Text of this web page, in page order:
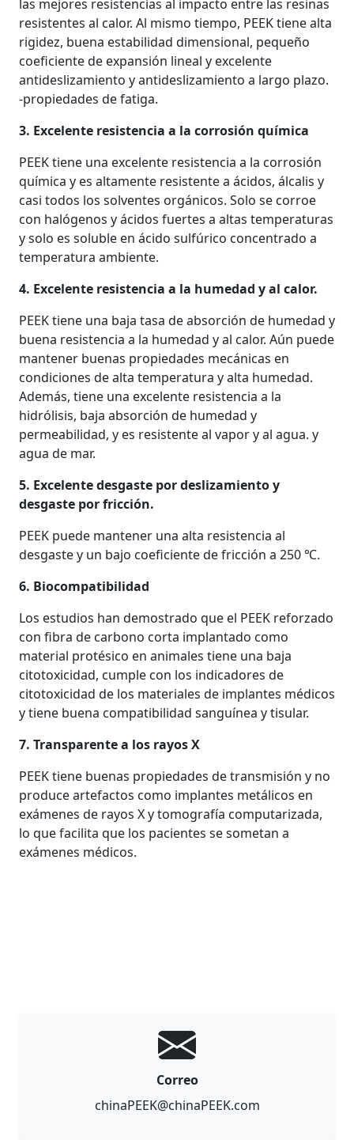
las mejores resistencias al impacto entre las resinas
resistentes al calor. Al mismo tiempo, PEEK tiene alta
rigidez, buena estabilidad dimensional, pequeño
coeficiente de expansión lineal y excelente
antideslizamiento y antideslizamiento a largo plazo.
-propiedades de fatiga.
3. Excelente resistencia a la corrosión química
PEEK tiene una excelente resistencia a la corrosión
química y es altamente resistente a ácidos, álcalis y
casi todos los solventes orgánicos. Solo se corroe
con halógenos y ácidos fuertes a altas temperaturas
y solo es soluble en ácido sulfúrico concentrado a
temperatura ambiente.
4. Excelente resistencia a la humedad y al calor.
PEEK tiene una baja tasa de absorción de humedad y
buena resistencia a la humedad y al calor. Aún puede
mantener buenas propiedades mecánicas en
condiciones de alta temperatura y alta humedad.
Además, tiene una excelente resistencia a la
hidrólisis, baja absorción de humedad y
permeabilidad, y es resistente al vapor y al agua. y
agua de mar.
5. Excelente desgaste por deslizamiento y
desgaste por fricción.
PEEK puede mantener una alta resistencia al
desgaste y un bajo coeficiente de fricción a 250 ℃.
6. Biocompatibilidad
Los estudios han demostrado que el PEEK reforzado
con fibra de carbono corta implantado como
material protésico en animales tiene una baja
citotoxicidad, cumple con los indicadores de
citotoxicidad de los materiales de implantes médicos
y tiene buena compatibilidad sanguínea y tisular.
7. Transparente a los rayos X
PEEK tiene buenas propiedades de transmisión y no
produce artefactos como implantes metálicos en
exámenes de rayos X y tomografía computarizada,
lo que facilita que los pacientes se sometan a
exámenes médicos.
Correo
chinaPEEK@chinaPEEK.com